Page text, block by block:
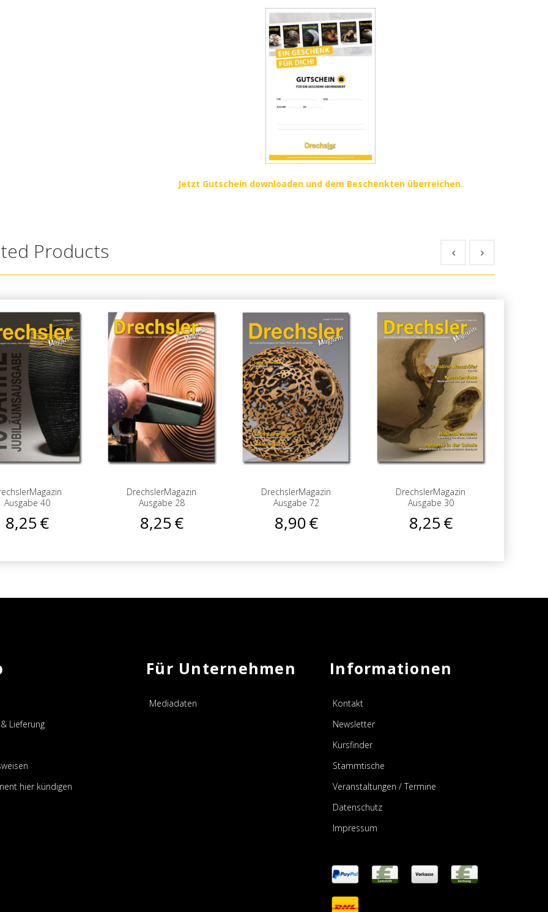
Jetzt Gutschein downloaden und dem Beschenkten überreichen.
Products
Ausgabe 40
8,25€
DrechslerMagazin
Ausgabe 28
8,25€
DrechslerMagazin
Ausgabe 72
8,90€
DrechslerMagazin
Ausgabe 30
8,25€
Lieferung
hier kündigen
Für Unternehmen
Mediadaten
Informationen
Kontakt
Newsletter
Kursfinder
Stammtische
Veranstaltungen / Termine
Datenschutz
Impressum